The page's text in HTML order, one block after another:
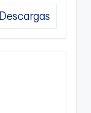
Descargas